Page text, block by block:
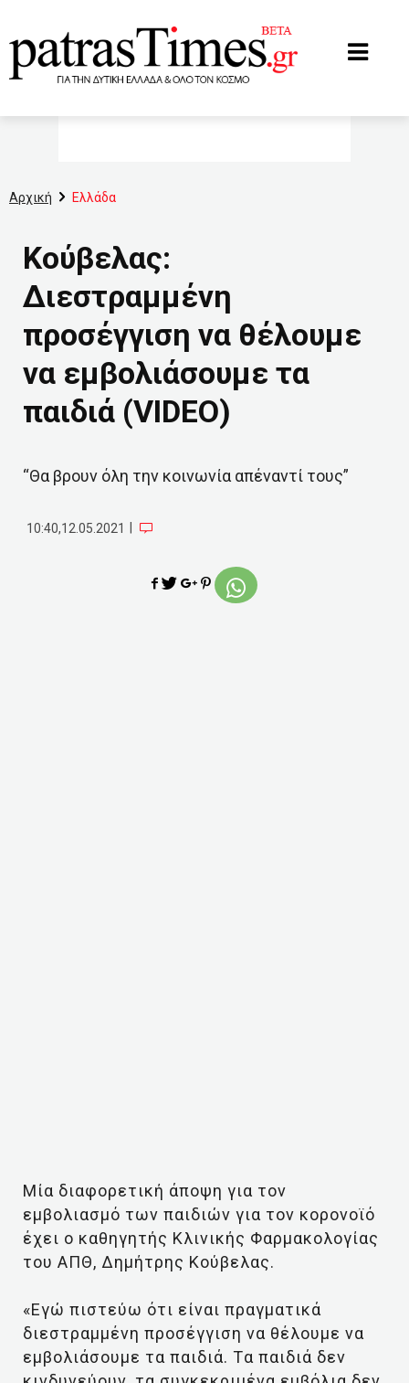
Αρχική Ελλάδα
Κούβελας:
Διεστραμμένη
προσέγγιση να θέλουμε
να εμβολιάσουμε τα
παιδιά (VIDEO)
“Θα βρουν όλη την κοινωνία απέναντί τους”
10:40,12.05.2021
Μία διαφορετική άποψη για τον
εμβολιασμό των παιδιών για τον κορονοϊό
έχει ο καθηγητής Κλινικής Φαρμακολογίας
του ΑΠΘ, Δημήτρης Κούβελας.
«Εγώ πιστεύω ότι είναι πραγματικά
διεστραμμένη προσέγγιση να θέλουμε να
εμβολιάσουμε τα παιδιά. Tα παιδιά δεν